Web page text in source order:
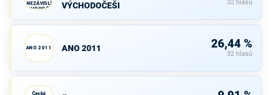
A NEZÁVISLÍ a
VÝCHODOČEŠI
VÝCHODOČEŠI
32 hlasů
ANO 2011 ANO 2011 26,44 %
32 hlasů